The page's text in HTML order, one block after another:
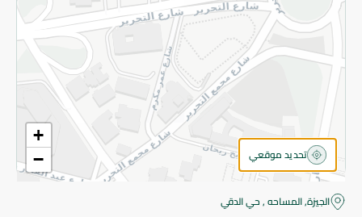
+
−
تحديد موقعي
الجيزة, المساحه , حي الدقي
©2026 - Spinneys | جميع الحقوق محفوظة